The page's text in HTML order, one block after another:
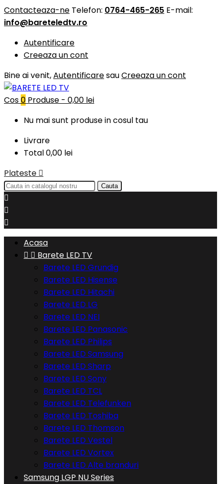
Contacteaza-ne Telefon: 0764-465-265 E-mail:
info@bareteledtv.ro
Autentificare
Creeaza un cont
Bine ai venit,AutentificaresauCreeaza un cont
Cos0 Produse - 0,00 lei
Nu mai sunt produse in cosul tau
Livrare
Total0,00 lei
Plateste 
Cauta



Acasa
  Barete LED TV
Barete LED Grundig
Barete LED Hisense
Barete LED Hitachi
Barete LED LG
Barete LED NEI
Barete LED Panasonic
Barete LED Philips
Barete LED Samsung
Barete LED Sharp
Barete LED Sony
Barete LED TCL
Barete LED Telefunken
Barete LED Toshiba
Barete LED Thomson
Barete LED Vestel
Barete LED Vortex
Barete LED Alte branduri
Samsung LGP NU Series